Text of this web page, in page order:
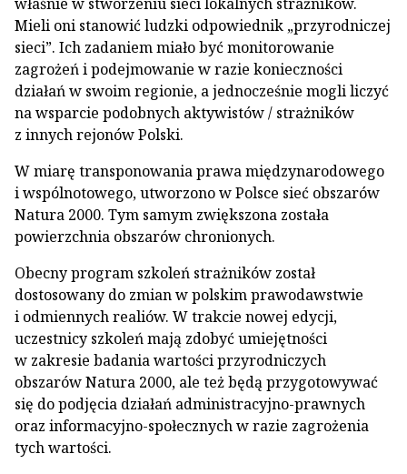
Mieli oni stanowić ludzki odpowiednik „przyrodniczej
sieci”. Ich zadaniem miało być monitorowanie
zagrożeń i podejmowanie w razie konieczności
działań w swoim regionie, a jednocześnie mogli liczyć
na wsparcie podobnych aktywistów / strażników
z innych rejonów Polski.
W miarę transponowania prawa międzynarodowego
i wspólnotowego, utworzono w Polsce sieć obszarów
Natura 2000. Tym samym zwiększona została
powierzchnia obszarów chronionych.
Obecny program szkoleń strażników został
dostosowany do zmian w polskim prawodawstwie
i odmiennych realiów. W trakcie nowej edycji,
uczestnicy szkoleń mają zdobyć umiejętności
w zakresie badania wartości przyrodniczych
obszarów Natura 2000, ale też będą przygotowywać
się do podjęcia działań administracyjno-prawnych
oraz informacyjno-społecznych w razie zagrożenia
tych wartości.